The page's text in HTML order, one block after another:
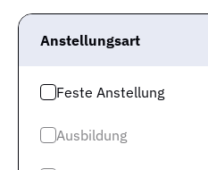
Anstellungsart
Feste Anstellung
Ausbildung
Jobs IT & Digitalisierung
Jobs Produktion & Fertigung
Jobs Gastronomie & Hotellerie